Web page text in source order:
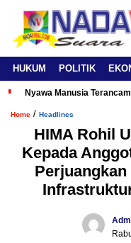
HUKUM POLITIK
Nyawa Manusia
Home / Headlines
HIMA Rohil
Kepada